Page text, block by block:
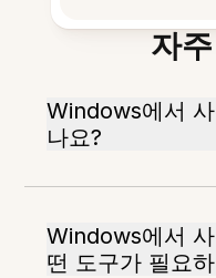
자
Windows에서
나요?
Windows에서
떤 도구가 필요